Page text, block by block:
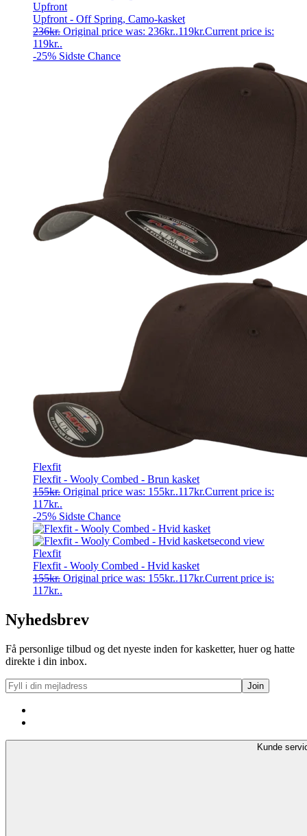
Upfront
Upfront - Off Spring, Camo-kasket
236kr. Original price was: 236kr..119kr.Current price is:
119kr..
-25% Sidste Chance
Flexfit
Flexfit - Wooly Combed - Brun kasket
155kr. Original price was: 155kr..117kr.Current price is:
117kr..
-25% Sidste Chance
Flexfit
Flexfit - Wooly Combed - Hvid kasket
155kr. Original price was: 155kr..117kr.Current price is:
117kr..
Nyhedsbrev
Få personlige tilbud og det nyeste inden for kasketter, huer og hatte
direkte i din inbox.
Kunde